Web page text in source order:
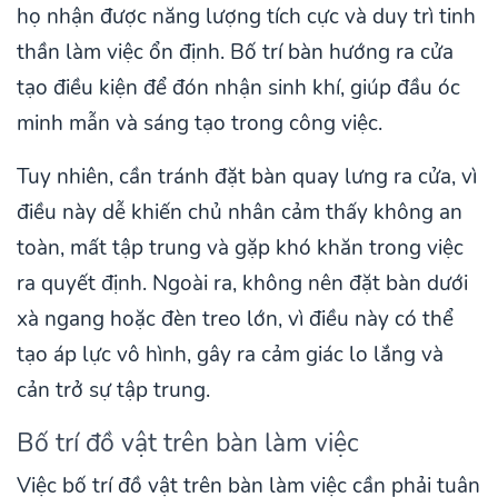
họ nhận được năng lượng tích cực và duy trì tinh
thần làm việc ổn định. Bố trí bàn hướng ra cửa
tạo điều kiện để đón nhận sinh khí, giúp đầu óc
minh mẫn và sáng tạo trong công việc.
Tuy nhiên, cần tránh đặt bàn quay lưng ra cửa, vì
điều này dễ khiến chủ nhân cảm thấy không an
toàn, mất tập trung và gặp khó khăn trong việc
ra quyết định. Ngoài ra, không nên đặt bàn dưới
xà ngang hoặc đèn treo lớn, vì điều này có thể
tạo áp lực vô hình, gây ra cảm giác lo lắng và
cản trở sự tập trung.
Bố trí đồ vật trên bàn làm việc
Việc bố trí đồ vật trên bàn làm việc cần phải tuân